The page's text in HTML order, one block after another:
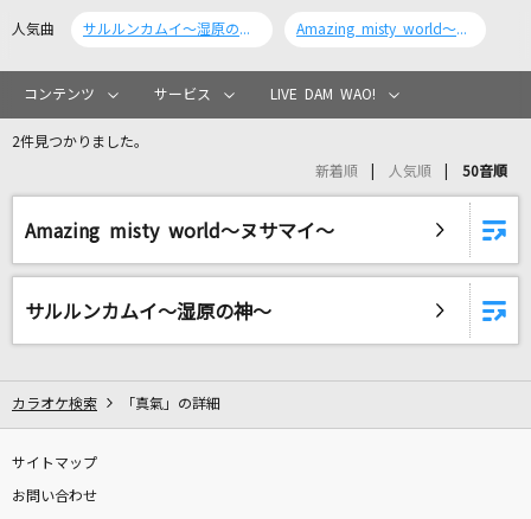
カラオケリクエスト
リアルタイムで歌われている曲の一覧
夏色
ゆず
Novelbright
[生音]Glass
河村隆一
人気曲 サルルンカムイ～湿原の神～ Amazing misty world～ヌサマイ～
コンテンツ サービス LIVE DAM WAO!
2件見つかりました。
新着順 人気順 50音順
Amazing misty world～ヌサマイ～
サルルンカムイ～湿原の神～
カラオケ検索 「真氣」の詳細
サイトマップ
お問い合わせ